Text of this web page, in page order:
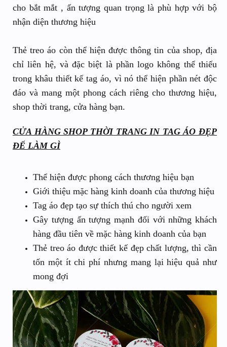
cho bắt mắt , ấn tượng quan trọng là phù hợp với bộ
nhận diện thương hiệu
Thẻ treo áo còn thể hiện được thông tin của shop, địa
chỉ liên hệ, và đặc biệt là phần logo không thể thiếu
trong khâu thiết kế tag áo, vì nó thể hiện phần nét độc
đáo và mang một phong cách riêng cho thương hiệu,
shop thời trang, cửa hàng bạn.
CỬA HÀNG SHOP THỜI TRANG IN TAG ÁO ĐẸP
ĐỂ LÀM GÌ
Thể hiện được phong cách thương hiệu bạn
Giới thiệu mặc hàng kinh doanh của thương hiệu
Tag áo đẹp tạo sự thích thú cho người xem
Gây tượng ấn tượng mạnh đối với những khách
hàng đầu tiên về mặc hàng kinh doanh của bạn
Thẻ treo áo được thiết kế đẹp chất lượng, thì cần
tốn một ít chi phí nhưng mang lại hiệu quả như
mong đợi